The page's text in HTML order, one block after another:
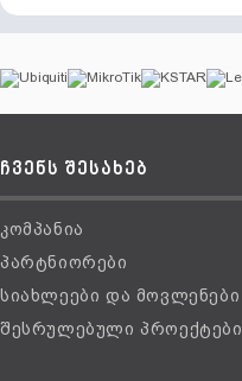
ჩვენს შესახებ
კომპანია
პარტნიორები
სიახლეები და მოვლენები
შესრულებული პროექტები